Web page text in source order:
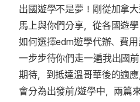
出國遊學不是夢！剛從加拿大
馬上與你們分享，從各國遊學
如何選擇edm遊學代辦、費
一步步待你們走一遍我出國前
期待，到抵達溫哥華後的適應
會分為出發前/遊學中，兩篇